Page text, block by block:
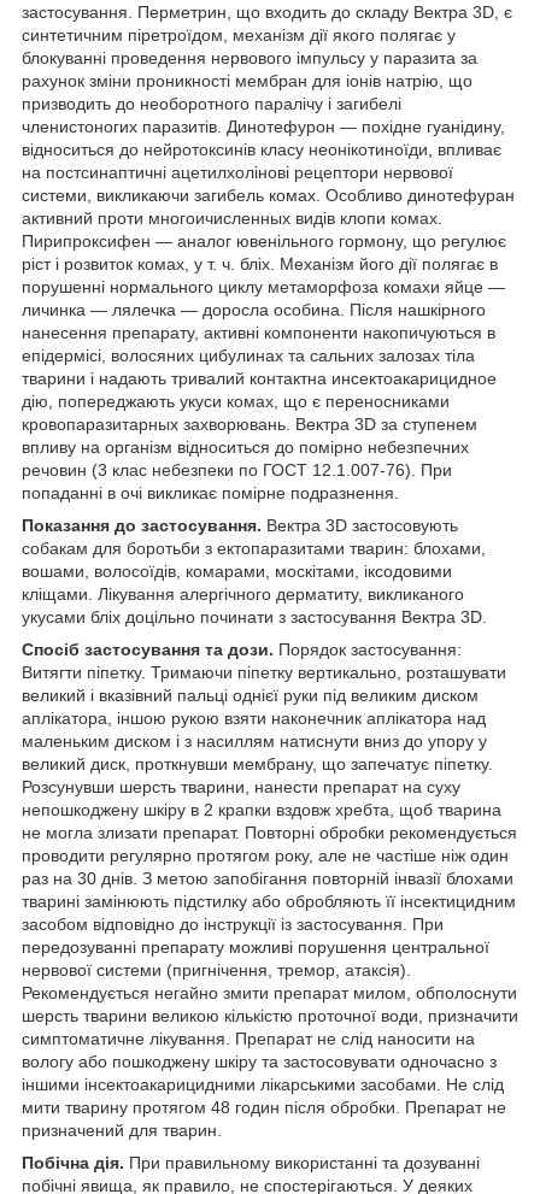
застосування. Перметрин, що входить до складу Вектра 3D, є
синтетичним піретроїдом, механізм дії якого полягає у
блокуванні проведення нервового імпульсу у паразита за
рахунок зміни проникності мембран для іонів натрію, що
призводить до необоротного паралічу і загибелі
членистоногих паразитів. Динотефурон — похідне гуанідину,
відноситься до нейротоксинів класу неонікотиноїди, впливає
на постсинаптичні ацетилхолінові рецептори нервової
системи, викликаючи загибель комах. Особливо динотефуран
активний проти многоичисленных видів клопи комах.
Пирипроксифен — аналог ювенільного гормону, що регулює
ріст і розвиток комах, у т. ч. бліх. Механізм його дії полягає в
порушенні нормального циклу метаморфоза комахи яйце —
личинка — лялечка — доросла особина. Після нашкірного
нанесення препарату, активні компоненти накопичуються в
епідермісі, волосяних цибулинах та сальних залозах тіла
тварини і надають тривалий контактна инсектоакарицидное
дію, попереджають укуси комах, що є переносниками
кровопаразитарных захворювань. Вектра 3D за ступенем
впливу на організм відноситься до помірно небезпечних
речовин (3 клас небезпеки по ГОСТ 12.1.007-76). При
попаданні в очі викликає помірне подразнення.
Показання до застосування. Вектра 3D застосовують
собакам для боротьби з ектопаразитами тварин: блохами,
вошами, волосоїдів, комарами, москітами, іксодовими
кліщами. Лікування алергічного дерматиту, викликаного
укусами бліх доцільно починати з застосування Вектра 3D.
Спосіб застосування та дози. Порядок застосування:
Витягти піпетку. Тримаючи піпетку вертикально, розташувати
великий і вказівний пальці однієї руки під великим диском
аплікатора, іншою рукою взяти наконечник аплікатора над
маленьким диском і з насиллям натиснути вниз до упору у
великий диск, проткнувши мембрану, що запечатує піпетку.
Розсунувши шерсть тварини, нанести препарат на суху
непошкоджену шкіру в 2 крапки вздовж хребта, щоб тварина
не могла злизати препарат. Повторні обробки рекомендується
проводити регулярно протягом року, але не частіше ніж один
раз на 30 днів. З метою запобігання повторній інвазії блохами
тварині замінюють підстилку або обробляють її інсектицидним
засобом відповідно до інструкції із застосування. При
передозуванні препарату можливі порушення центральної
нервової системи (пригнічення, тремор, атаксія).
Рекомендується негайно змити препарат милом, обполоснути
шерсть тварини великою кількістю проточної води, призначити
симптоматичне лікування. Препарат не слід наносити на
вологу або пошкоджену шкіру та застосовувати одночасно з
іншими інсектоакарицидними лікарськими засобами. Не слід
мити тварину протягом 48 годин після обробки. Препарат не
призначений для тварин.
Побічна дія. При правильному використанні та дозуванні
побічні явища, як правило, не спостерігаються. У деяких